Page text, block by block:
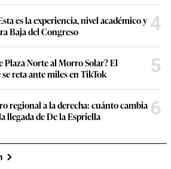
es la experiencia, nivel académico y
Baja del Congreso
4
Norte al Morro Solar? El
se reta ante miles en TikTok
5
regional a la derecha: cuánto cambia
llegada de De la Espriella
6